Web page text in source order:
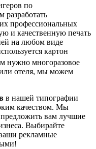
по
профессиональных
и качественную печать
на любом виде
картон
нужно многоразовое
отеля, мы можем
в нашей типографии
качеством. Мы
предложить вам лучшие
Выбирайте
рекламные